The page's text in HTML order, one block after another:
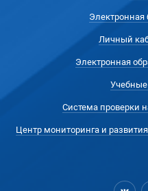
Электронная
Личный
Электронная
Система проверки
Центр мониторинга и